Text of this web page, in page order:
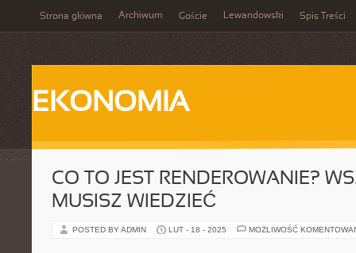
Strona główna Archiwum Goście Lewandowski Spis Treści
EKONOMIA
CO TO JEST RENDEROWANIE?
MUSISZ WIEDZIEĆ
POSTED BY ADMIN LUT - 18 - 2025 MOŻLIWOŚĆ